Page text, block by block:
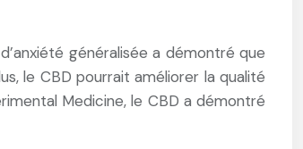
généralisée a démontré que
le CBD pourrait améliorer la qualité
Medicine, le CBD a démontré